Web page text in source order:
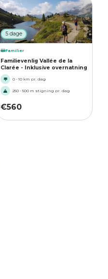
5 dage
Familier
Familievenlig Vallée de la
Clarée - Inklusive overnatning
0 - 10 km pr. dag
250 - 500 m stigning pr. dag
€560